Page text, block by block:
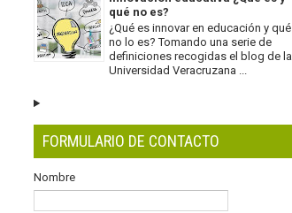
qué no es?
¿Qué es innovar en educación y qué
no lo es? Tomando una serie de
definiciones recogidas el blog de la
Universidad Veracruzana ...
FORMULARIO DE CONTACTO
Nombre